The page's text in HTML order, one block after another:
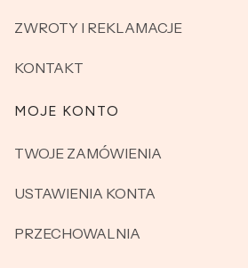
ZWROTY I REKLAMACJE
KONTAKT
MOJE KONTO
TWOJE ZAMÓWIENIA
USTAWIENIA KONTA
PRZECHOWALNIA